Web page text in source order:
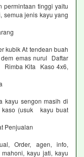
tinggi yaitu
semua jenis kayu yang
kubik At tendean buah
emas nurul Daftar
Kita Kaso 4x6,
sengon masih di
(usuk kayu buat
Penjualan
Order, agen, info,
kayu jati, kayu